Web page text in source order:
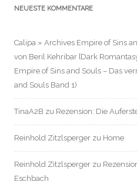
NEUESTE KOMMENTARE
Calipa » Archives Empire of Sins
von Beril Kehribar [Dark
Empire of Sins and Souls – Das
and Souls Band 1)
TinaA2B zu Rezension: Die
Reinhold Zitzlsperger zu Home
Reinhold Zitzlsperger zu
Eschbach